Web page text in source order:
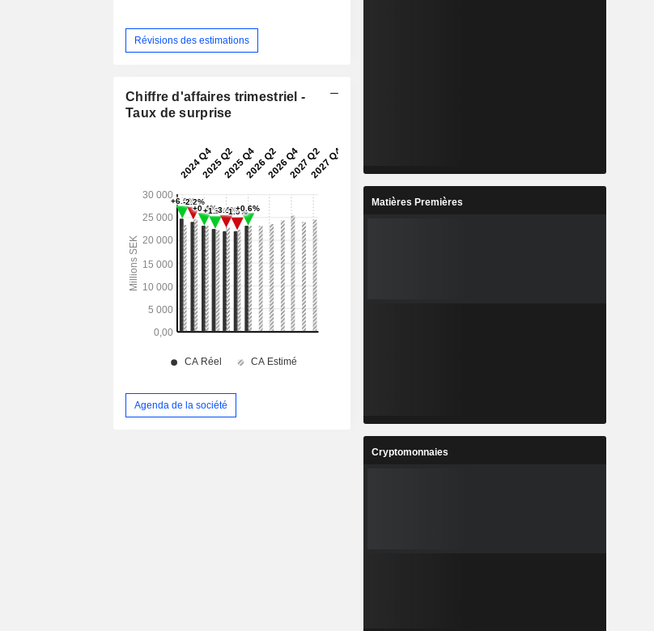
Révisions des estimations
Chiffre d'affaires trimestriel -
Taux de surprise
Agenda de la société
Matières Premières
Cryptomonnaies